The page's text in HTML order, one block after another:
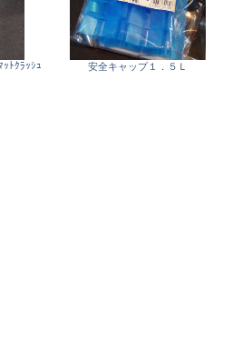
ｯﾄｸﾗｯｼｭ 安全キャップ１．５Ｌ